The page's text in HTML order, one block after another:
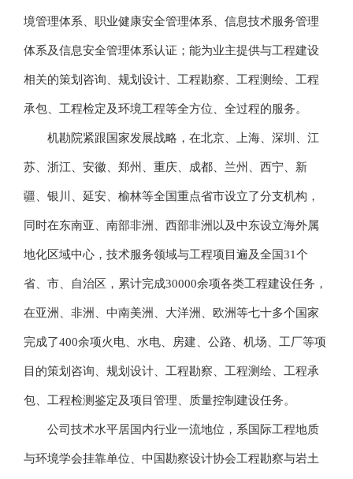
境管理体系、职业健康安全管理体系、信息技术服务管理
体系及信息安全管理体系认证；能为业主提供与工程建设
相关的策划咨询、规划设计、工程勘察、工程测绘、工程
承包、工程检定及环境工程等全方位、全过程的服务。
机勘院紧跟国家发展战略，在北京、上海、深圳、江
苏、浙江、安徽、郑州、重庆、成都、兰州、西宁、新
疆、银川、延安、榆林等全国重点省市设立了分支机构，
同时在东南亚、南部非洲、西部非洲以及中东设立海外属
地化区域中心，技术服务领域与工程项目遍及全国31个
省、市、自治区，累计完成30000余项各类工程建设任务，
在亚洲、非洲、中南美洲、大洋洲、欧洲等七十多个国家
完成了400余项火电、水电、房建、公路、机场、工厂等项
目的策划咨询、规划设计、工程勘察、工程测绘、工程承
包、工程检测鉴定及项目管理、质量控制建设任务。
公司技术水平居国内行业一流地位，系国际工程地质
与环境学会挂靠单位、中国勘察设计协会工程勘察与岩土